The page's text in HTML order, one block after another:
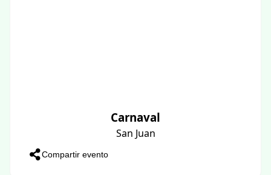
Carnaval
San Juan
Compartir evento